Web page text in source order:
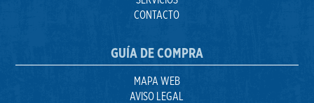
CONTACTO
GUÍA DE COMPRA
MAPA WEB
AVISO LEGAL